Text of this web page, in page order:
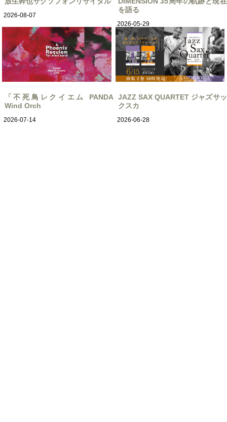
2026-08-07
を語る
2026-05-29
「不死鳥レクイエム PANDA
Wind Orch
2026-07-14
JAZZ SAX QUARTET ジャズサッ
クスカ
2026-06-28